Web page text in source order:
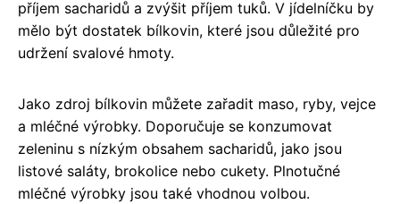
příjem sacharidů a zvýšit příjem tuků. V jídelníčku by
mělo být dostatek bílkovin, které jsou důležité pro
udržení svalové hmoty.
Jako zdroj bílkovin můžete zařadit maso, ryby, vejce
a mléčné výrobky. Doporučuje se konzumovat
zeleninu s nízkým obsahem sacharidů, jako jsou
listové saláty, brokolice nebo cukety. Plnotučné
mléčné výrobky jsou také vhodnou volbou.